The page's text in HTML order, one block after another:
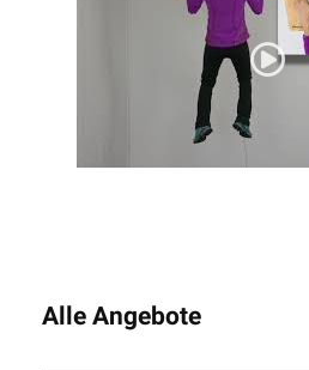
Alle Angebote